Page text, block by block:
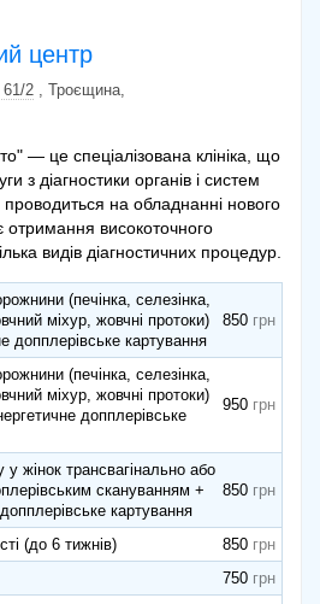
центр
61/2 , Троєщина
— це спеціалізована клініка, що
з діагностики органів і систем
на обладнанні нового
отримання високоточного
видів діагностичних процедур.
(печінка, селезінка,
міхур, жовчні протоки)
допплерівське картування
850
(печінка, селезінка,
міхур, жовчні протоки)
допплерівське
950
жінок трансвагінально або
скануванням +
картування
850
(до 6 тижнів)
850
750